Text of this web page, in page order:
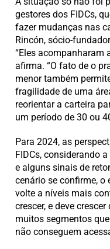
gestores dos FIDCs,
fazer mudanças nas
Rincón, sócio-
“Eles acompanharam
afirma. “O fato de o
menor também
fragilidade de uma
reorientar a carteira
um período de 30 ou
Para 2024, as
FIDCs, considerando
e alguns sinais de
cenário se confirme, o
volte a níveis mais
crescer, e deve
muitos segmentos
não conseguem